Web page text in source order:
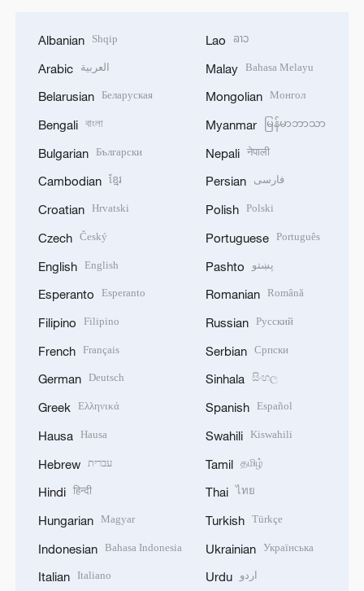
Albanian Shqip
Arabic العربية
Belarusian Беларуская
Bengali বাংলা
Bulgarian Български
Cambodian ខ្មែរ
Croatian Hrvatski
Czech Český
English English
Esperanto Esperanto
Filipino Filipino
French Français
German Deutsch
Greek Ελληνικά
Hausa Hausa
Hebrew עברית
Hindi हिन्दी
Hungarian Magyar
Indonesian Bahasa Indonesia
Italian Italiano
Lao ລາວ
Malay Bahasa Melayu
Mongolian Монгол
Myanmar မြန်မာဘာသာ
Nepali नेपाली
Persian فارسی
Polish Polski
Portuguese Português
Pashto پښتو
Romanian Română
Russian Русский
Serbian Српски
Sinhala සිංහල
Spanish Español
Swahili Kiswahili
Tamil தமிழ்
Thai ไทย
Turkish Türkçe
Ukrainian Українська
Urdu اردو